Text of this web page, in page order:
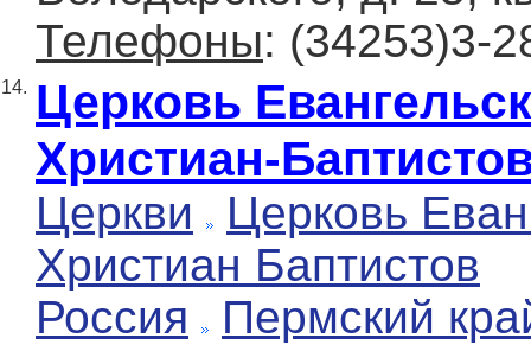
Телефоны: (34253)3-
14. Церковь
Христиан-
Церкви
Церковь
Христиан Баптистов
Россия
Пермский